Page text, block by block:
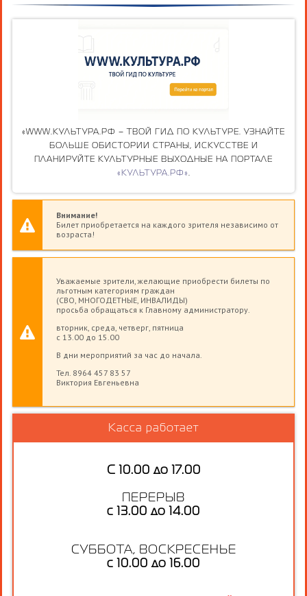
«WWW.КУЛЬТУРА.РФ – ТВОЙ ГИД ПО КУЛЬТУРЕ. УЗНАЙТЕ
БОЛЬШЕ ОБИСТОРИИ СТРАНЫ, ИСКУССТВЕ И
ПЛАНИРУЙТЕ КУЛЬТУРНЫЕ ВЫХОДНЫЕ НА ПОРТАЛЕ
«КУЛЬТУРА.РФ»
Внимание!
Билет приобретается на каждого зрителя независимо от
возраста!
Уважаемые зрители, желающие приобрести билеты по
льготным категориям граждан
(СВО, МНОГОДЕТНЫЕ, ИНВАЛИДЫ)
просьба обращаться к Главному администратору.
вторник, среда, четверг, пятница
с 13.00 до 15.00
В дни мероприятий за час до начала.
Тел. 8964 457 83 57
Виктория Евгеньевна
Касса работает
С 10.00 до 17.00
ПЕРЕРЫВ
с 13.00 до 14.00
СУББОТА, ВОСКРЕСЕНЬЕ
с 10.00 до 16.00